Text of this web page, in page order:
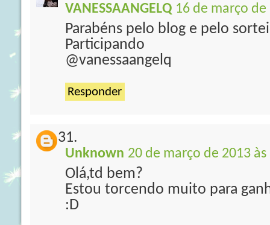
VANESSAANGELQ 16 de março de
Parabéns pelo blog e pelo
Participando
@vanessaangelq
Responder
Unknown 20 de março de 2013 às
Olá,td bem?
Estou torcendo muito para
:D